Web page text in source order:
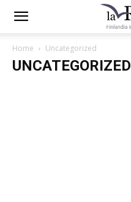
Home Uncategorized
UNCATEGORIZED